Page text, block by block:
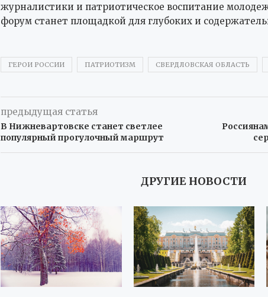
журналистики и патриотическое воспитание
форум станет площадкой для глубоких и
ГЕРОИ РОССИИ ПАТРИОТИЗМ СВЕРДЛОВСКАЯ ОБЛАСТЬ
предыдущая статья
В Нижневартовске станет светлее
популярный прогулочный маршрут
ДРУГИЕ НОВОСТИ